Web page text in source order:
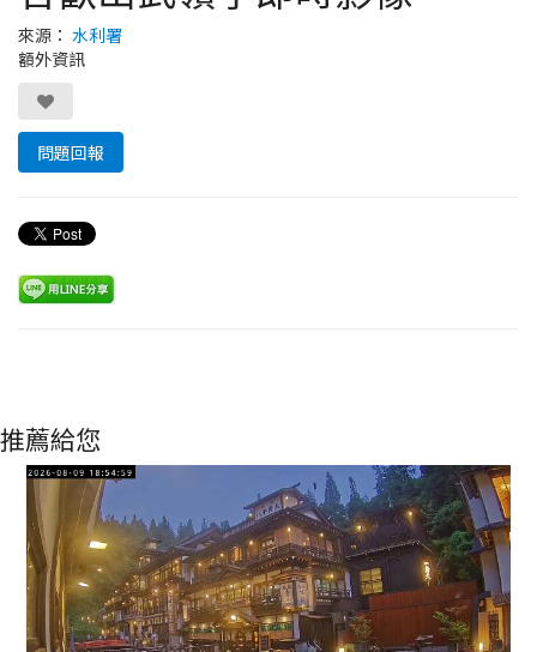
來源： 水利署
額外資訊
問題回報
推薦給您